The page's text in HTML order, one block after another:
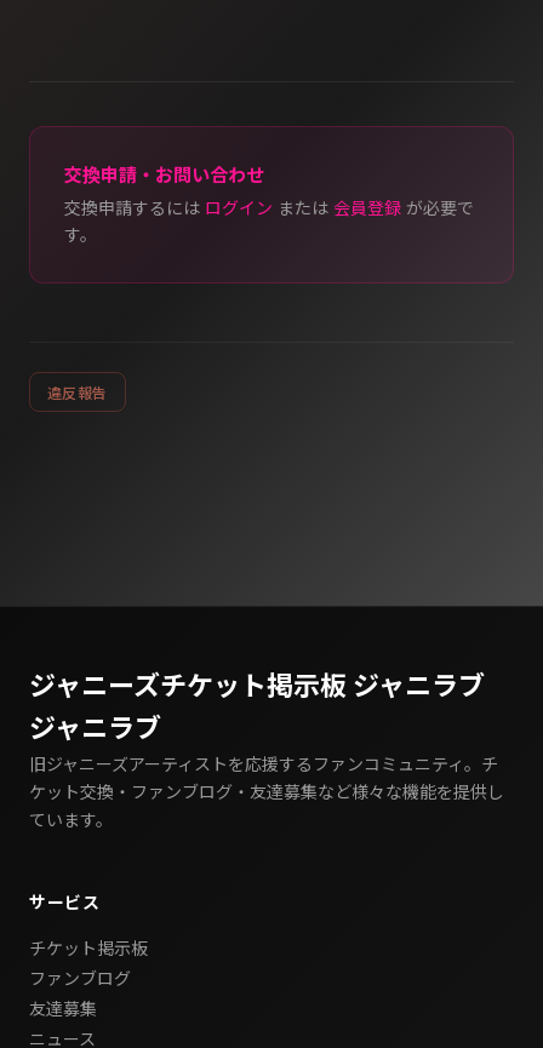
交換申請・お問い合わせ
交換申請するには ログイン または 会員登録 が必要で
す。
違反報告
ジャニーズチケット掲示板 ジャニラブ
ジャニラブ
旧ジャニーズアーティストを応援するファンコミュニティ。チ
ケット交換・ファンブログ・友達募集など様々な機能を提供し
ています。
サービス
チケット掲示板
ファンブログ
友達募集
ニュース